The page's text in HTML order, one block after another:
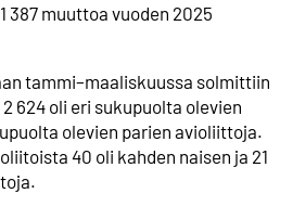
387 muuttoa vuoden 2025
tammi–maaliskuussa solmittiin
624 oli eri sukupuolta olevien
olevien parien avioliittoja.
40 oli kahden naisen ja 21